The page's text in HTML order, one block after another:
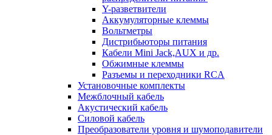
Y-разветвители
Аккумуляторные клеммы
Вольтметры
Дистрибьюторы питания
Кабели Mini Jack,AUX и др.
Обжимные клеммы
Разъемы и переходники RCA
Установочные комплекты
Межблочный кабель
Акустический кабель
Силовой кабель
Преобразователи уровня и шумоподавители